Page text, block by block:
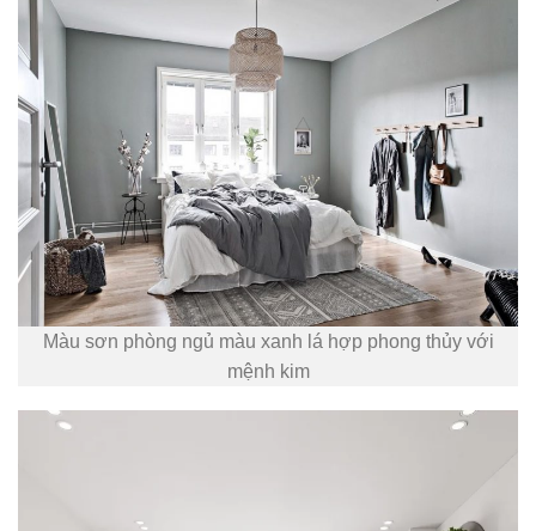
Màu sơn phòng ngủ màu xanh lá hợp phong thủy với
mệnh kim